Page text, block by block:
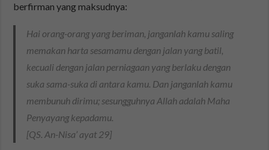
berfirman yang maksudnya:
Hai orang-orang yang beriman, janganlah kamu saling
memakan harta sesamamu dengan jalan yang batil,
kecuali dengan jalan perniagaan yang berlaku dengan
suka sama-suka di antara kamu. Dan janganlah kamu
membunuh dirimu; sesungguhnya Allah adalah Maha
Penyayang kepadamu.
[QS. An-Nisa’ ayat 29]